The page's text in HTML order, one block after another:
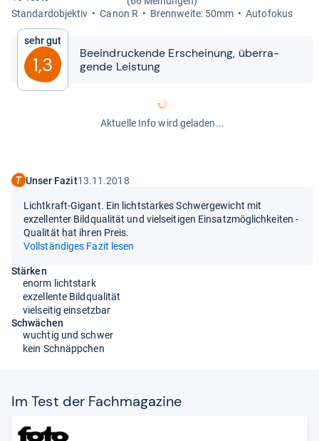
Stan­dar­d­ob­jek­tiv
Canon R Brenn­weite: 50mm Auto­fo­kus
Sehr gut
1,3
Beein­dru­ckende Erschei­nung, über­ra­
gende Leis­tung
Aktuelle Info wird geladen...
Unser Fazit13.11.2018
Lichtkraft-Gigant. Ein lichtstarkes Schwergewicht mit
exzellenter Bildqualität und vielseitigen Einsatzmöglichkeiten -
Qualität hat ihren Preis.
Vollständiges Fazit lesen
Stärken
enorm lichtstark
exzellente Bildqualität
vielseitig einsetzbar
Schwächen
wuchtig und schwer
kein Schnäppchen
Im Test der Fach­ma­ga­zine